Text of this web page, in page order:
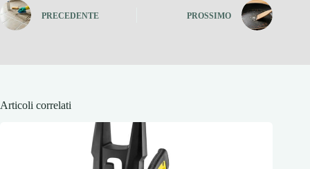
PRECEDENTE PROSSIMO
Articoli correlati